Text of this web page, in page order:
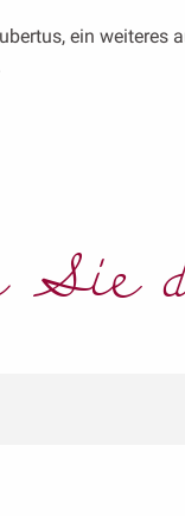
ein weiteres
Sie